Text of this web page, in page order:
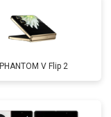
PHANTOM V Flip 2